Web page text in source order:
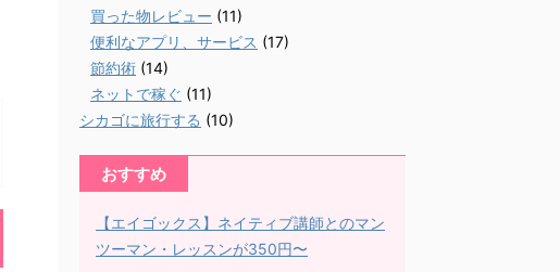
買った物レビュー (11)
便利なアプリ、サービス (17)
節約術 (14)
ネットで稼ぐ (11)
シカゴに旅行する (10)
おすすめ
【エイゴックス】ネイティブ講師とのマン
ツーマン・レッスンが350円〜